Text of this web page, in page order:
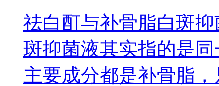
祛白酊与补骨脂白斑
斑抑菌液其实指的是
主要成分都是补骨脂